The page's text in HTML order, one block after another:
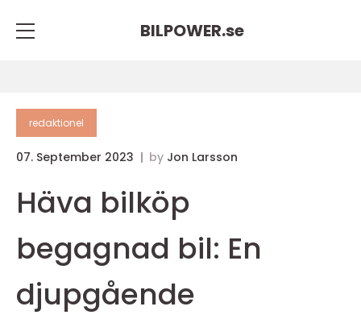
BILPOWER.se
redaktionel
07. September 2023 by Jon Larsson
Häva bilköp
begagnad bil: En
djupgående